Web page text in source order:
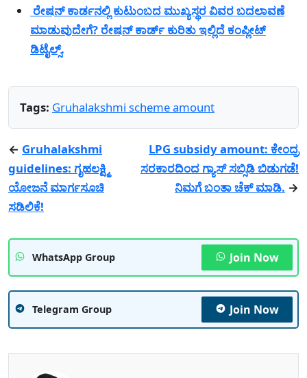
ರೇಷನ್ ಕಾರ್ಡನಲ್ಲಿ ಕುಟುಂಬದ ಮುಖ್ಯಸ್ಥರ ವಿವರ ಬದಲಾವಣೆ
ಮಾಡುವುದೇಗೆ? ರೇಷನ್ ಕಾರ್ಡ್ ಕುರಿತು ಇಲ್ಲಿದೆ ಕಂಪ್ಲೀಟ್
ಡಿಟೈಲ್ಸ್.
Tags: Gruhalakshmi scheme amount
← Gruhalakshmi
guidelines: ಗೃಹಲಕ್ಷ್ಮಿ
ಯೋಜನೆ ಮಾರ್ಗಸೂಚಿ
ಸಡಿಲಿಕೆ!
LPG subsidy amount: ಕೇಂದ್ರ
ಸರಕಾರದಿಂದ ಗ್ಯಾಸ್ ಸಬ್ಸಿಡಿ ಬಿಡುಗಡೆ!
ನಿಮಗೆ ಬಂತಾ ಚೆಕ್ ಮಾಡಿ. →
WhatsApp Group Join Now
Telegram Group Join Now